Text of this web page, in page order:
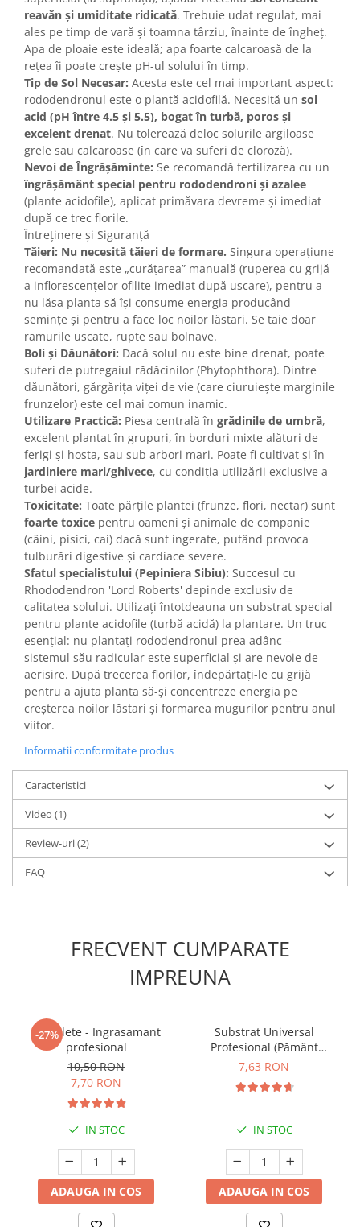
reavăn și umiditate ridicată. Trebuie udat regulat, mai
ales pe timp de vară și toamna târziu, înainte de îngheț.
Apa de ploaie este ideală; apa foarte calcaroasă de la
rețea îi poate crește pH-ul solului în timp.
Tip de Sol Necesar: Acesta este cel mai important aspect:
rododendronul este o plantă acidofilă. Necesită un sol
acid (pH între 4.5 și 5.5), bogat în turbă, poros și
excelent drenat. Nu tolerează deloc solurile argiloase
grele sau calcaroase (în care va suferi de cloroză).
Nevoi de Îngrășăminte: Se recomandă fertilizarea cu un
îngrășământ special pentru rododendroni și azalee
(plante acidofile), aplicat primăvara devreme și imediat
după ce trec florile.
Întreținere și Siguranță
Tăieri: Nu necesită tăieri de formare. Singura operațiune
recomandată este „curățarea” manuală (ruperea cu grijă
a inflorescențelor ofilite imediat după uscare), pentru a
nu lăsa planta să își consume energia producând
semințe și pentru a face loc noilor lăstari. Se taie doar
ramurile uscate, rupte sau bolnave.
Boli și Dăunători: Dacă solul nu este bine drenat, poate
suferi de putregaiul rădăcinilor (Phytophthora). Dintre
dăunători, gărgărița viței de vie (care ciuruiește marginile
frunzelor) este cel mai comun inamic.
Utilizare Practică: Piesa centrală în grădinile de umbră,
excelent plantat în grupuri, în borduri mixte alături de
ferigi și hosta, sau sub arbori mari. Poate fi cultivat și în
jardiniere mari/ghivece, cu condiția utilizării exclusive a
turbei acide.
Toxicitate: Toate părțile plantei (frunze, flori, nectar) sunt
foarte toxice pentru oameni și animale de companie
(câini, pisici, cai) dacă sunt ingerate, putând provoca
tulburări digestive și cardiace severe.
Sfatul specialistului (Pepiniera Sibiu): Succesul cu
Rhododendron 'Lord Roberts' depinde exclusiv de
calitatea solului. Utilizați întotdeauna un substrat special
pentru plante acidofile (turbă acidă) la plantare. Un truc
esențial: nu plantați rododendronul prea adânc –
sistemul său radicular este superficial și are nevoie de
aerisire. După trecerea florilor, îndepărtați-le cu grijă
pentru a ajuta planta să-și concentreze energia pe
creșterea noilor lăstari și formarea mugurilor pentru anul
viitor.
Informatii conformitate produs
Caracteristici
Video (1)
Review-uri(2)
FAQ
FRECVENT CUMPARATE
IMPREUNA
-27%
5 Tablete - Ingrasamant
profesional
10,50 RON
7,70 RON
IN STOC
ADAUGA IN COS
Substrat Universal
Profesional (Pământ
Premium) - 5 L
7,63 RON
IN STOC
ADAUGA IN COS